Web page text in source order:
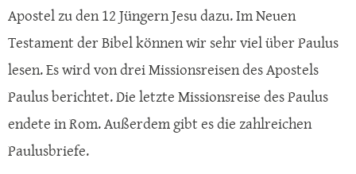
Apostel zu den 12 Jüngern Jesu dazu. Im Neuen
Testament der Bibel können wir sehr viel über Paulus
lesen. Es wird von drei Missionsreisen des Apostels
Paulus berichtet. Die letzte Missionsreise des Paulus
endete in Rom. Außerdem gibt es die zahlreichen
Paulusbriefe.